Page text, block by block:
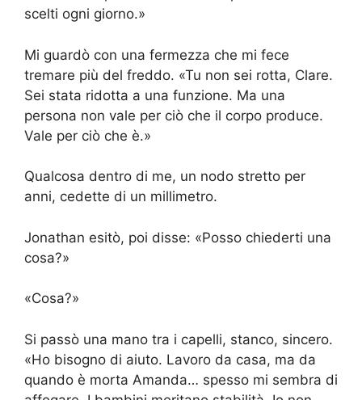
scelti ogni giorno.»
Mi guardò con una fermezza che mi fece
tremare più del freddo. «Tu non sei rotta, Clare.
Sei stata ridotta a una funzione. Ma una
persona non vale per ciò che il corpo produce.
Vale per ciò che è.»
Qualcosa dentro di me, un nodo stretto per
anni, cedette di un millimetro.
Jonathan esitò, poi disse: «Posso chiederti una
cosa?»
«Cosa?»
Si passò una mano tra i capelli, stanco, sincero.
«Ho bisogno di aiuto. Lavoro da casa, ma da
quando è morta Amanda… spesso mi sembra di